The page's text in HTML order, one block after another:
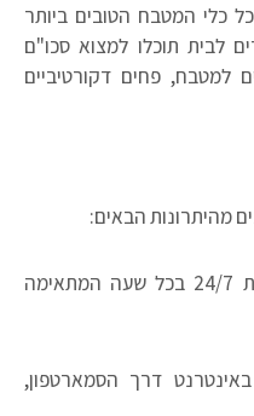
כלי המטבח הטובים ביותר
לבית תוכלו למצוא סכו"ם
למטבח, פחים דקורטיביים
מהיתרונות הבאים:
את ההזמנה אפשר לעשות 24/7 בכל שעה המתאימה
דרך הסמארטפון,